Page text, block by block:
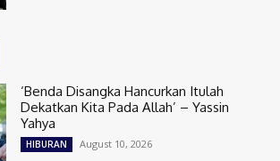
‘Benda Disangka Hancurkan Itulah
Dekatkan Kita Pada Allah’ – Yassin
Yahya
HIBURAN August 10, 2026